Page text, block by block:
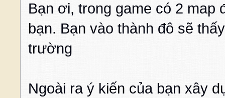
Bạn ơi, trong game có 2
bạn. Bạn vào thành đô sẽ
trường
Ngoài ra ý kiến của bạn xây